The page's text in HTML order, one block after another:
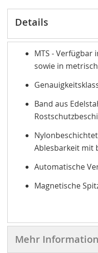
Details
MTS - Verfügbar
sowie in
Band aus
Ablesbarkeit mit
Automatische
Magnetische
Mehr